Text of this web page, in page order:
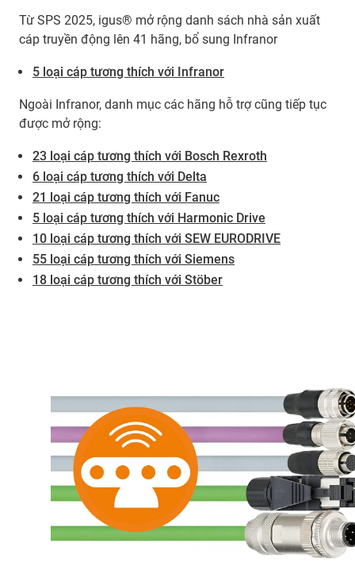
Từ SPS 2025, igus® mở rộng danh sách nhà sản xuất
cáp truyền động lên 41 hãng, bổ sung Infranor
5 loại cáp tương thích với Infranor
Ngoài Infranor, danh mục các hãng hỗ trợ cũng tiếp tục
được mở rộng:
23 loại cáp tương thích với Bosch Rexroth
6 loại cáp tương thích với Delta
21 loại cáp tương thích với Fanuc
5 loại cáp tương thích với Harmonic Drive
10 loại cáp tương thích với SEW EURODRIVE
55 loại cáp tương thích với Siemens
18 loại cáp tương thích với Stöber